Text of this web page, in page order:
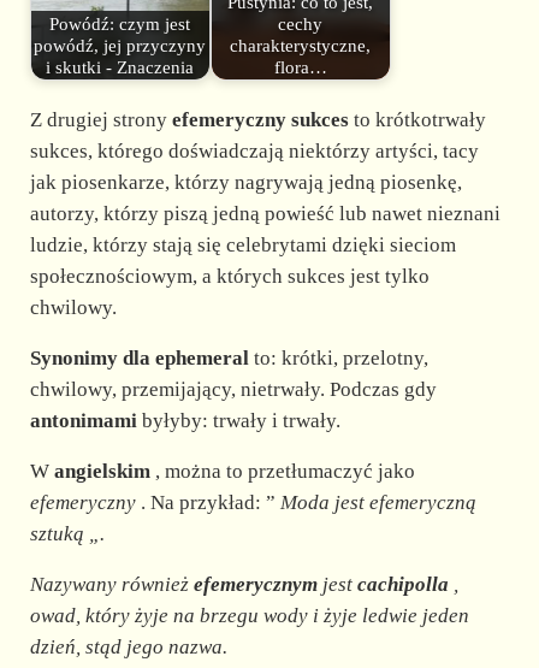
Powódź: czym jest
powódź, jej przyczyny
i skutki - Znaczenia
cechy
charakterystyczne,
flora…
Z drugiej strony efemeryczny sukcesto krótkotrwały
sukces, którego doświadczają niektórzy artyści, tacy
jak piosenkarze, którzy nagrywają jedną piosenkę,
autorzy, którzy piszą jedną powieść lub nawet nieznani
ludzie, którzy stają się celebrytami dzięki sieciom
społecznościowym, a których sukces jest tylko
chwilowy.
Synonimy dla ephemeralto: krótki, przelotny,
chwilowy, przemijający, nietrwały. Podczas gdy
antonimamibyłyby: trwały i trwały.
W angielskim, można to przetłumaczyć jako
efemeryczny. Na przykład: ” Moda jest efemeryczną
sztuką „.
Nazywany również efemerycznymjest cachipolla ,
owad, który żyje na brzegu wody i żyje ledwie jeden
dzień, stąd jego nazwa.